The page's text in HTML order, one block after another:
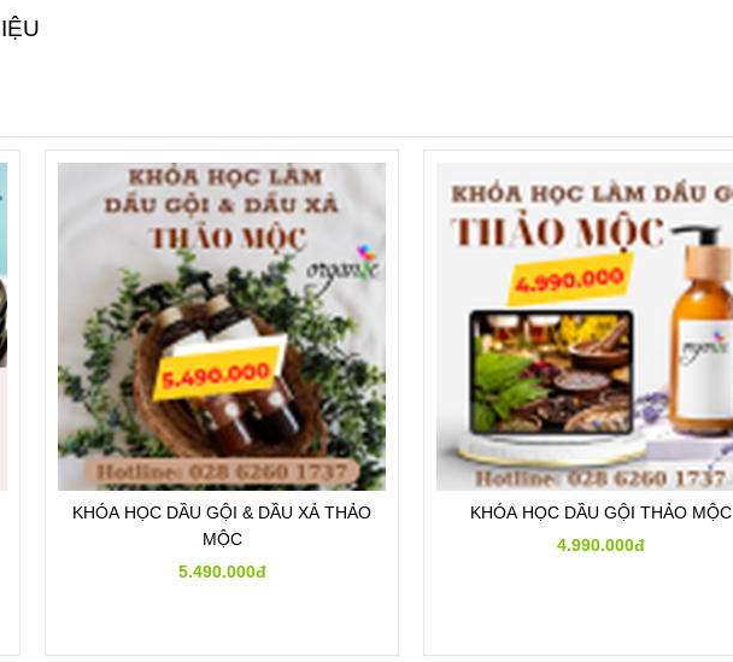
KHÓA HỌC DẦU GỘI & DẦU XẢ THẢO
MỘC
5.490.000đ
KHÓA HỌC DẦU GỘI THẢO MỘC
4.990.000đ